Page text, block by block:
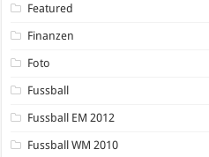
Featured
Finanzen
Foto
Fussball
Fussball EM 2012
Fussball WM 2010